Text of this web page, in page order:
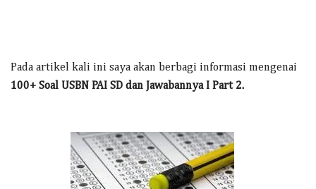
Pada artikel kali ini saya akan berbagi informasi mengenai
100+ Soal USBN PAI SD dan Jawabannya I Part 2.